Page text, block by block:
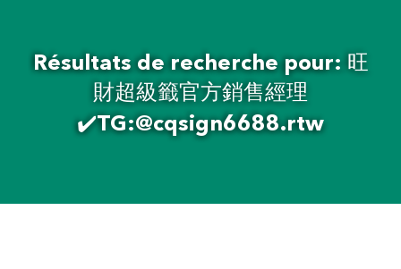
Résultats de recherche pour: 旺
財超級籤官方銷售經理
✔️TG:@cqsign6688.rtw